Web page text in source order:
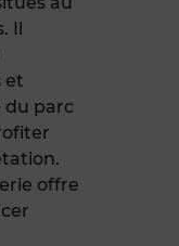
Il
et
du parc
offre